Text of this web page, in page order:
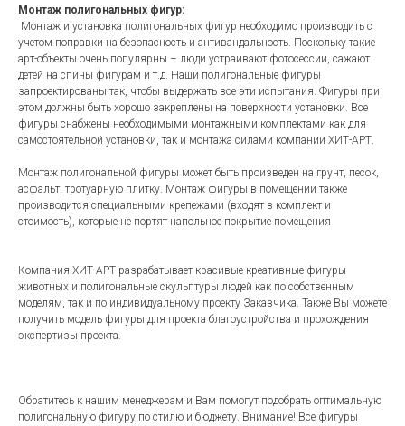
Монтаж полигональных фигур:
Монтаж и установка полигональных фигур необходимо производить с
учетом поправки на безопасность и антивандальность. Поскольку такие
арт-объекты очень популярны – люди устраивают фотосессии, сажают
детей на спины фигурам и т.д. Наши полигональные фигуры
запроектированы так, чтобы выдержать все эти испытания. Фигуры при
этом должны быть хорошо закреплены на поверхности установки. Все
фигуры снабжены необходимыми монтажными комплектами как для
самостоятельной установки, так и монтажа силами компании ХИТ-АРТ.
Монтаж полигональной фигуры может быть произведен на грунт, песок,
асфальт, тротуарную плитку. Монтаж фигуры в помещении также
производится специальными крепежами (входят в комплект и
стоимость), которые не портят напольное покрытие помещения
Компания ХИТ-АРТ разрабатывает красивые креативные фигуры
животных и полигональные скульптуры людей как по собственным
моделям, так и по индивидуальному проекту Заказчика. Также Вы можете
получить модель фигуры для проекта благоустройства и прохождения
экспертизы проекта.
Обратитесь к нашим менеджерам и Вам помогут подобрать оптимальную
полигональную фигуру по стилю и бюджету. Внимание! Все фигуры